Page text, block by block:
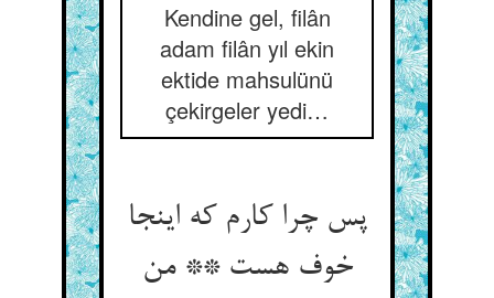
Kendine gel, filân
adam filân yıl ekin
ektide mahsulünü
çekirgeler yedi…
پس چرا کارم که اینجا
خوف هست ** من